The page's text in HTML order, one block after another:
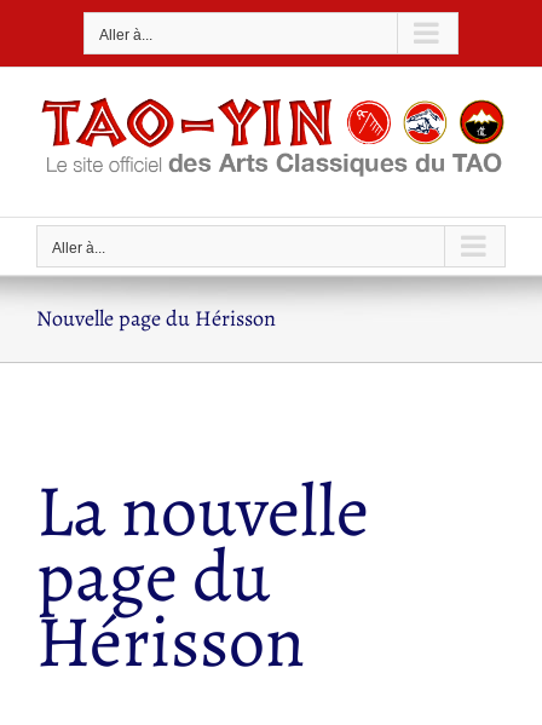
Aller à...
Aller à...
Nouvelle page du Hérisson
La nouvelle
page du
Hérisson